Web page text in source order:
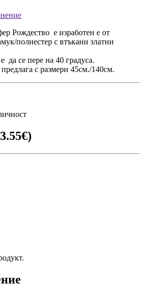
Рождество е изработен е от
полиестер с втъкани златни
да се пере на 40 градуса.
с размери 45см./140см.